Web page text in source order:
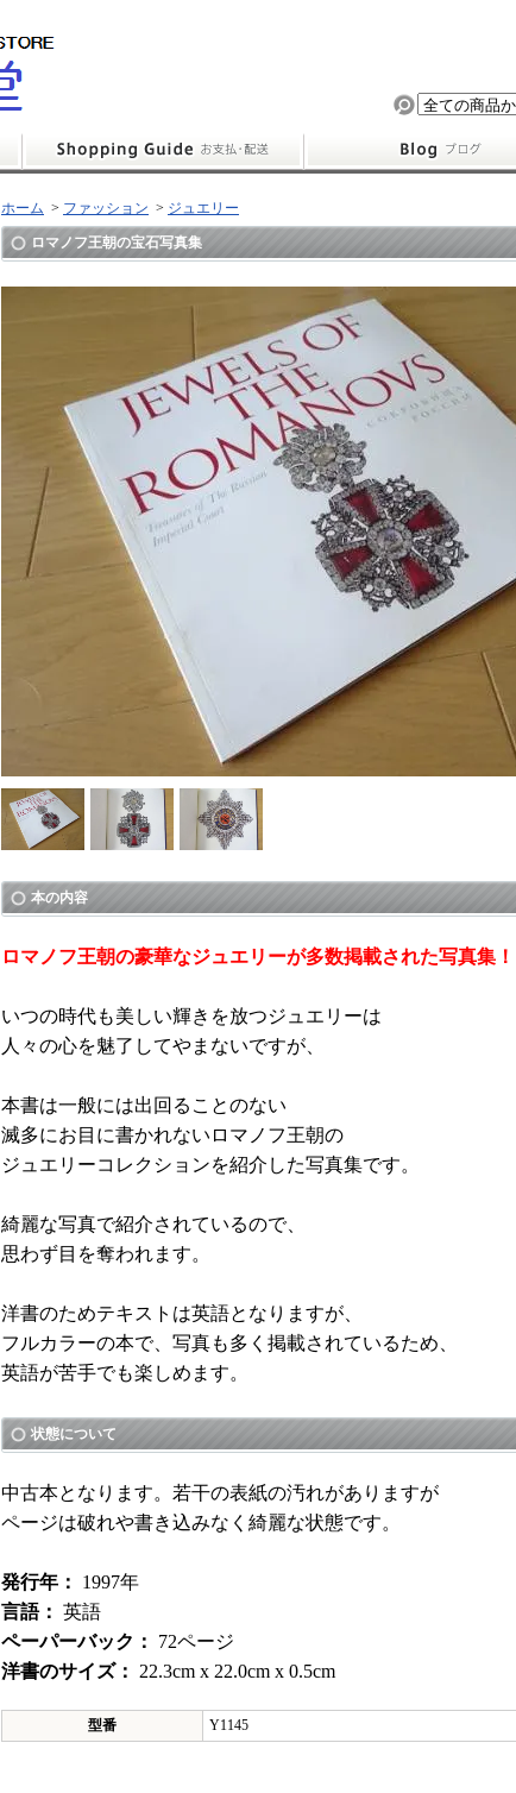
ホーム > ファッション > ジュエリー
ロマノフ王朝の宝石写真集
本の内容
ロマノフ王朝の豪華なジュエリーが多数掲載された写真集！
いつの時代も美しい輝きを放つジュエリーは
人々の心を魅了してやまないですが、
本書は一般には出回ることのない
滅多にお目に書かれないロマノフ王朝の
ジュエリーコレクションを紹介した写真集です。
綺麗な写真で紹介されているので、
思わず目を奪われます。
洋書のためテキストは英語となりますが、
フルカラーの本で、写真も多く掲載されているため、
英語が苦手でも楽しめます。
状態について
中古本となります。若干の表紙の汚れがありますが
ページは破れや書き込みなく綺麗な状態です。
発行年：
1997年
言語： 英語
ペーパーバック：
72ページ
洋書のサイズ： 22.3cm x 22.0cm x 0.5cm
型番 Y1145